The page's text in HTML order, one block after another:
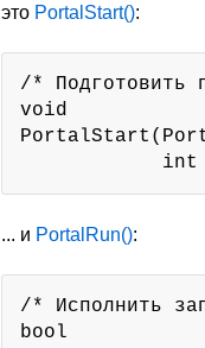
это PortalStart():
/* Подготовить
void
int
... и PortalRun():
/* Исполнить
bool